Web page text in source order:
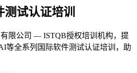
试认证培训
限公司 — ISTQB授权培训机构，提
等全系列国际软件测试认证培训，助